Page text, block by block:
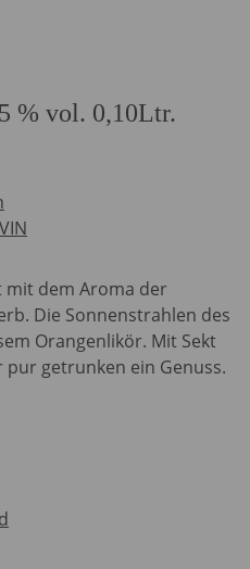
% vol. 0,10Ltr.
mit dem Aroma der
Die Sonnenstrahlen des
Orangenlikör. Mit Sekt
pur getrunken ein Genuss.